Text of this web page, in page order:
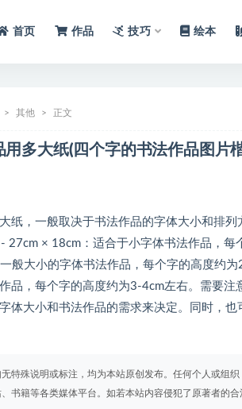
首页 作品 技巧 绘本
其他 正文
用多大纸(四个字的书法作品图片
纸，一般取决于书法作品的字体大小和排
27cm × 18cm：适合于小字体书法作品，
般大小的字体书法作品，每个字的高度约
品，每个字的高度约为3-4cm左右。需要
体大小和书法作品的需求来决定。同时，
特殊说明或标注，均为本站原创发布。任何个人或组
书籍等各类媒体平台。如若本站内容侵犯了原著者的合